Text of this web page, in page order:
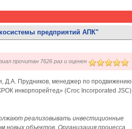
предприятий АПК"
прочитан 7626 раз и оценен
Д.А. Прудников, менеджер по продвижению
инкорпорейтед» (Croc Incorporated JSC)
реализовывать инвестиционные
новых объектов. Организация процесса